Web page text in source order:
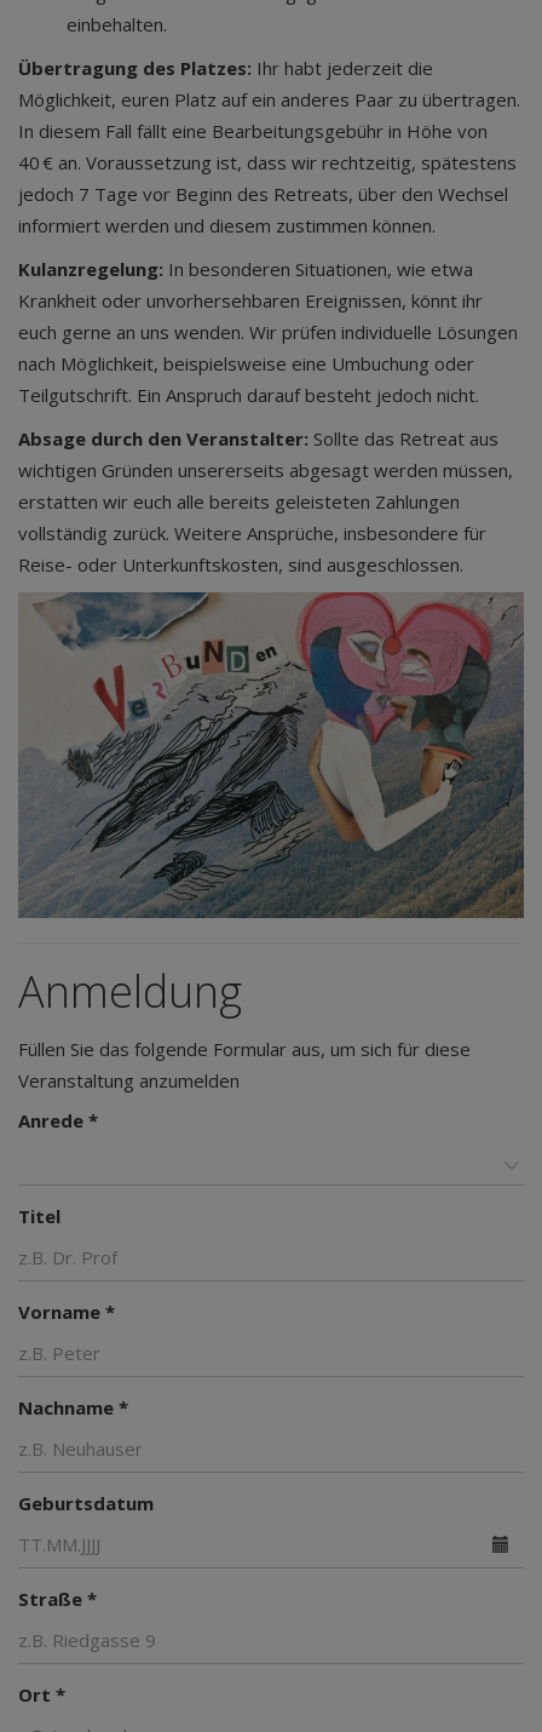
einbehalten.
Übertragung des Platzes: Ihr habt jederzeit die
Möglichkeit, euren Platz auf ein anderes Paar zu übertragen.
In diesem Fall fällt eine Bearbeitungsgebühr in Höhe von
40 € an. Voraussetzung ist, dass wir rechtzeitig, spätestens
jedoch 7 Tage vor Beginn des Retreats, über den Wechsel
informiert werden und diesem zustimmen können.
Kulanzregelung: In besonderen Situationen, wie etwa
Krankheit oder unvorhersehbaren Ereignissen, könnt ihr
euch gerne an uns wenden. Wir prüfen individuelle Lösungen
nach Möglichkeit, beispielsweise eine Umbuchung oder
Teilgutschrift. Ein Anspruch darauf besteht jedoch nicht.
Absage durch den Veranstalter: Sollte das Retreat aus
wichtigen Gründen unsererseits abgesagt werden müssen,
erstatten wir euch alle bereits geleisteten Zahlungen
vollständig zurück. Weitere Ansprüche, insbesondere für
Reise- oder Unterkunftskosten, sind ausgeschlossen.
Anmeldung
Füllen Sie das folgende Formular aus, um sich für diese
Veranstaltung anzumelden
Anrede *
Titel
Vorname *
Nachname *
Geburtsdatum
Straße *
Ort *